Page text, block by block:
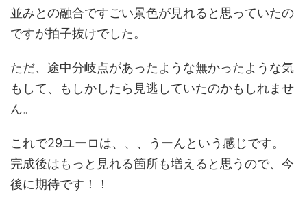
並みとの融合ですごい景色が見れると思っていたの
ですが拍子抜けでした。
ただ、途中分岐点があったような無かったような気
もして、もしかしたら見逃していたのかもしれませ
ん。
これで29ユーロは、、、うーんという感じです。
完成後はもっと見れる箇所も増えると思うので、今
後に期待です！！